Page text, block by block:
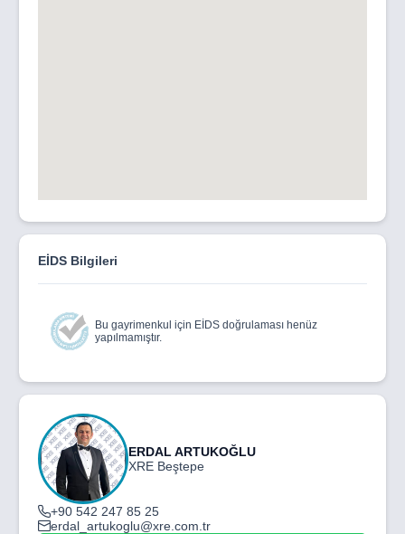
EİDS Bilgileri
Bu gayrimenkul için EİDS doğrulaması henüz
yapılmamıştır.
ERDAL ARTUKOĞLU
XRE Beştepe
+90 542 247 85 25
erdal_artukoglu@xre.com.tr